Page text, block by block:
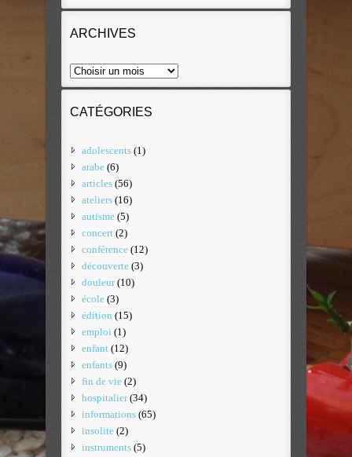
ARCHIVES
CATÉGORIES
adolescents (1)
arabe (6)
articles (56)
ateliers (16)
autisme (5)
concert (2)
conférence (12)
découverte (3)
douleur(10)
école (3)
édition (15)
emploi (1)
enfant (12)
enfants (9)
fin de vie (2)
hospitalier(34)
informations (65)
insolite (2)
instruments (5)